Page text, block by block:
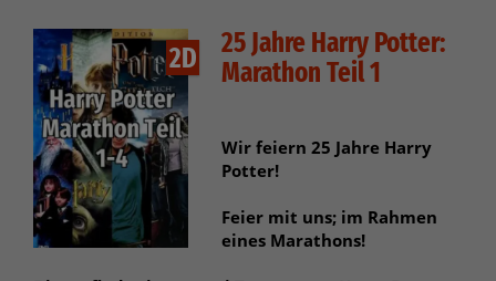
2D
25 Jahre Harry Potter:
Marathon Teil 1
Wir feiern 25 Jahre Harry
Potter!
Feier mit uns; im Rahmen
eines Marathons!